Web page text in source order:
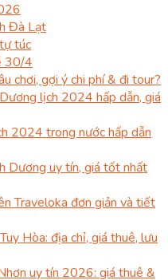
Đà Lạt
túc
30/4
chơi, gợi ý chi phí & đi tour?
lịch 2024 hấp dẫn, giá
2024 trong nước hấp dẫn
Dương uy tín, giá tốt nhất
Traveloka đơn giản và tiết
Hòa: địa chỉ, giá thuê, lưu
uy tín 2026: giá thuê &